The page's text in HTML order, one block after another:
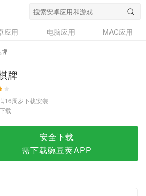
应用 电脑应用
MAC应用
题
牌
16周岁下载安装
载
安全下载
需下载豌豆荚APP